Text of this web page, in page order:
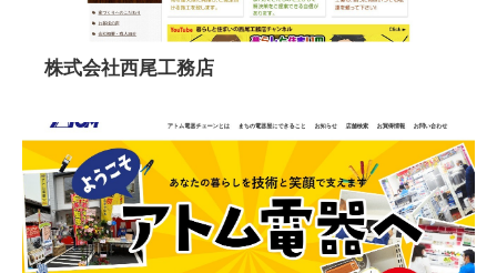
株式会社西尾工務店